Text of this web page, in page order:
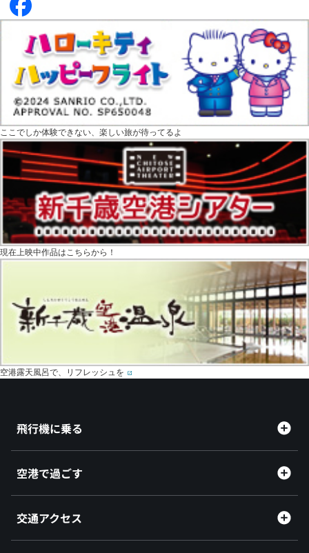
ここでしか体験できない、楽しい旅が待ってるよ
現在上映中作品はこちらから！
空港露天風呂で、リフレッシュを
飛行機に乗る
空港で過ごす
交通アクセス